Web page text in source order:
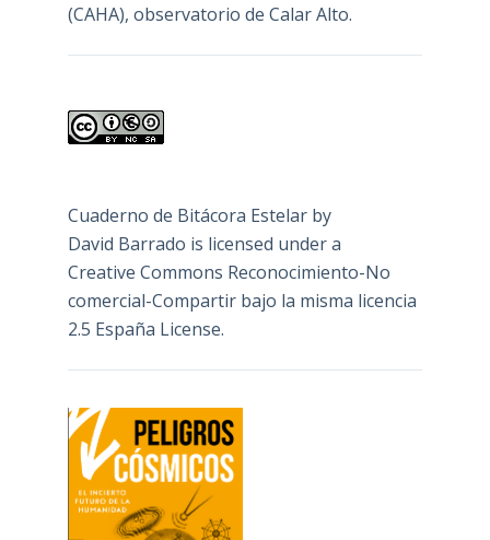
(CAHA), observatorio de Calar Alto.
Cuaderno de Bitácora Estelarby
David Barrado is licensed under a
Creative Commons Reconocimiento-No
comercial-Compartir bajo la misma licencia
2.5 España License.